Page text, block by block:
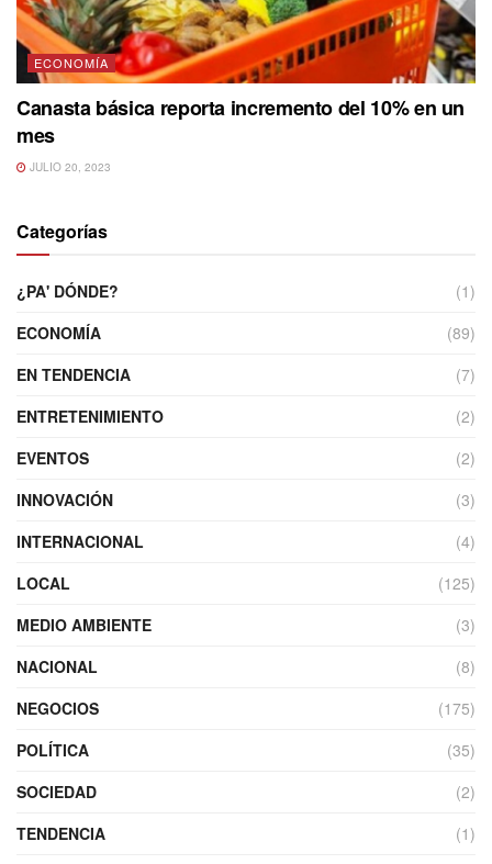
ECONOMÍA
Canasta básica reporta incremento del 10% en un
mes
JULIO 20, 2023
Categorías
¿PA' DÓNDE?
(1)
ECONOMÍA
(89)
EN TENDENCIA
(7)
ENTRETENIMIENTO
(2)
EVENTOS
(2)
INNOVACIÓN
(3)
INTERNACIONAL
(4)
LOCAL
(125)
MEDIO AMBIENTE
(3)
NACIONAL
(8)
NEGOCIOS
(175)
POLÍTICA
(35)
SOCIEDAD
(2)
TENDENCIA
(1)